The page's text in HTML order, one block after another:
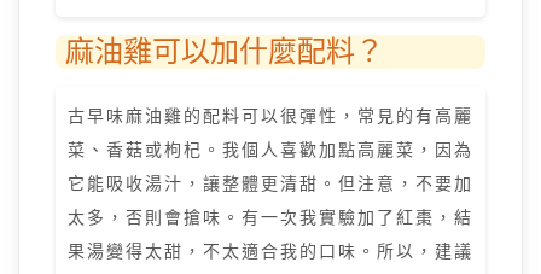
麻油雞可以加什麼配料？
古早味麻油雞的配料可以很彈性，常見的有高麗
菜、香菇或枸杞。我個人喜歡加點高麗菜，因為
它能吸收湯汁，讓整體更清甜。但注意，不要加
太多，否則會搶味。有一次我實驗加了紅棗，結
果湯變得太甜，不太適合我的口味。所以，建議